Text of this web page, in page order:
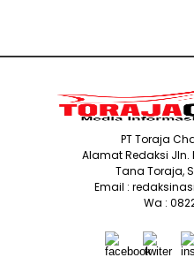
PT Toraja
Alamat Redaksi Jln.
Tana Toraja,
Email :
Wa :